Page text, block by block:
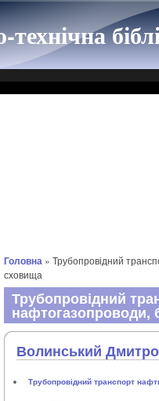
технічна
Головна » Трубопровідний
сховища
Трубопровідний
нафтогазопроводи,
Волинський
Трубопровідний транспорт